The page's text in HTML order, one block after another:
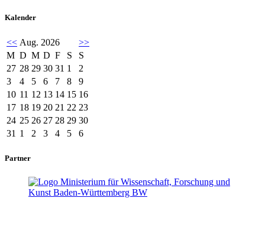
Kalender
<< Aug. 2026
>>
M D M D F S
S
27 28 29 30 31 1
2
3
4 5 6 7 8
9
10 11 12 13 14 15 16
17 18 19 20 21 22 23
24 25 26 27 28 29 30
31 1 2 3 4 5 6
Partner